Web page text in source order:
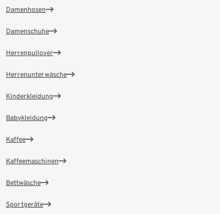
Damenhosen
Damenschuhe
Herrenpullover
Herrenunterwäsche
Kinderkleidung
Babykleidung
Kaffee
Kaffeemaschinen
Bettwäsche
Sportgeräte